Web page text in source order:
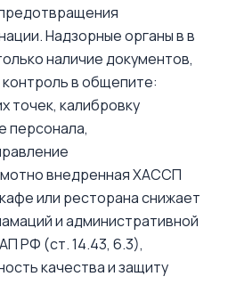
Надзорные органы в в
наличие документов,
в общепите:
точек, калибровку
персонала,
внедренная ХАССП
или ресторана снижает
и административной
РФ (ст. 14.43, 6.3),
качества и защиту